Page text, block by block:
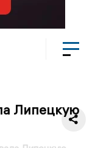
Липецкую